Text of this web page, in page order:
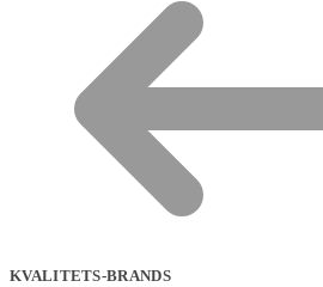
KVALITETS-BRANDS